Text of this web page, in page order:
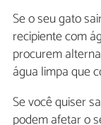
Se o seu gato
recipiente com
procurem
água limpa que
Se você quiser
podem afetar o